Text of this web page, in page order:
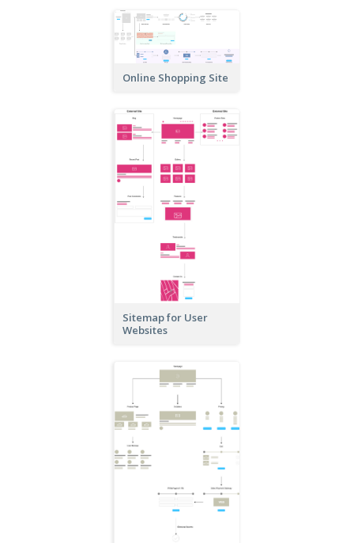
Online Shopping Site
Sitemap for User
Websites